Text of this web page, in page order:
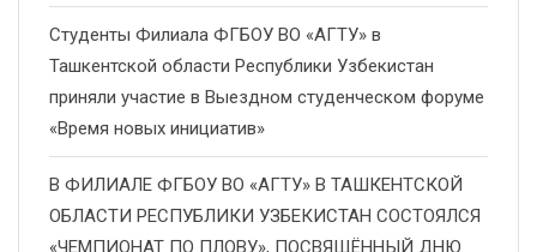
Студенты Филиала ФГБОУ ВО «АГТУ» в
Ташкентской области Республики Узбекистан
приняли участие в Выездном студенческом форуме
«Время новых инициатив»
В ФИЛИАЛЕ ФГБОУ ВО «АГТУ» В ТАШКЕНТСКОЙ
ОБЛАСТИ РЕСПУБЛИКИ УЗБЕКИСТАН СОСТОЯЛСЯ
«ЧЕМПИОНАТ ПО ПЛОВУ», ПОСВЯЩЁННЫЙ ДНЮ